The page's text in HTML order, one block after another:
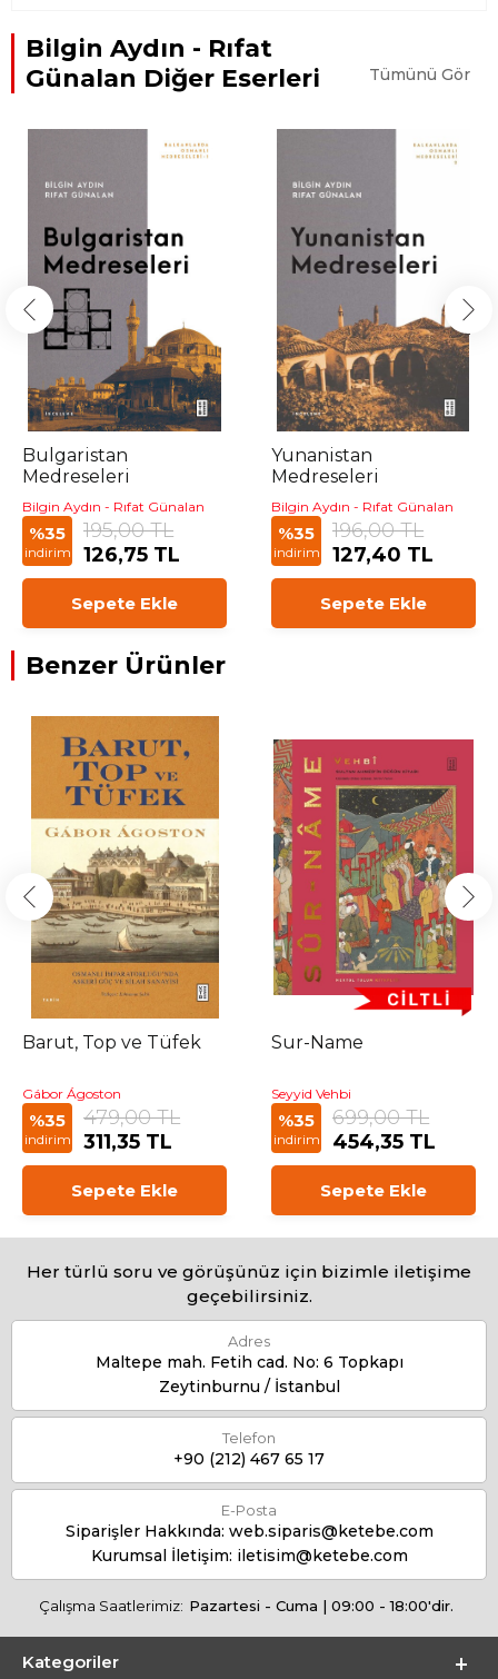
Bilgin Aydın - Rıfat
Günalan Diğer Eserleri
Tümünü Gör
Bulgaristan
Medreseleri
Bilgin Aydın - Rıfat Günalan
%35
indirim
195,00 TL
126,75 TL
Sepete Ekle
Yunanistan
Medreseleri
Bilgin Aydın - Rıfat Günalan
%35
indirim
196,00 TL
127,40 TL
Sepete Ekle
Benzer Ürünler
Barut, Top ve Tüfek
Gábor Ágoston
%35
indirim
479,00 TL
311,35 TL
Sepete Ekle
Sur-Name
Seyyid Vehbi
%35
indirim
699,00 TL
454,35 TL
Sepete Ekle
Her türlü soru ve görüşünüz için bizimle iletişime
geçebilirsiniz.
Adres
Maltepe mah. Fetih cad. No: 6 Topkapı
Zeytinburnu / İstanbul
Telefon
+90 (212) 467 65 17
E-Posta
Siparişler Hakkında: web.siparis@ketebe.com
Kurumsal İletişim: iletisim@ketebe.com
Çalışma Saatlerimiz: Pazartesi - Cuma | 09:00 - 18:00'dir.
Kategoriler